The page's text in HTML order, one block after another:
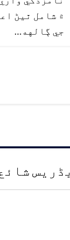
۾ شامل ٿيڻ
جي ڳالهه…